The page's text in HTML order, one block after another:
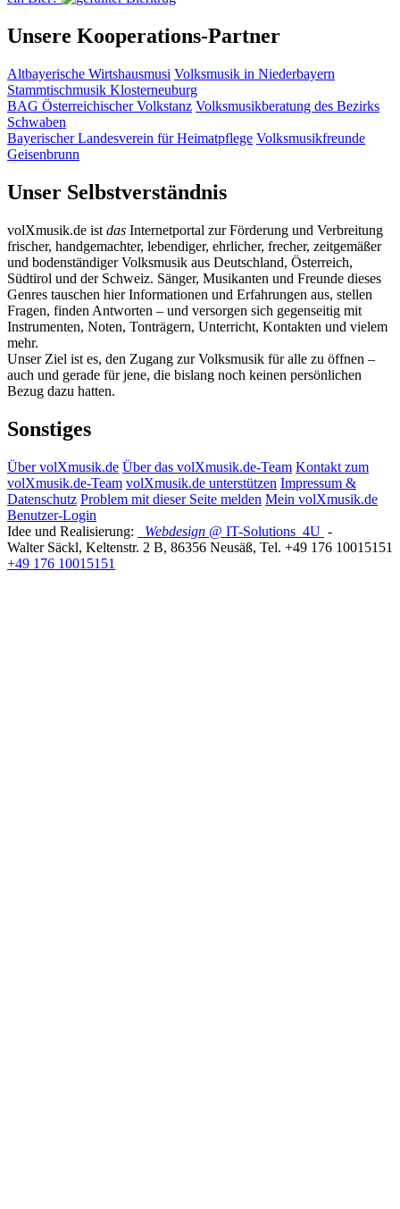
Unsere Kooperations-Partner
Altbayerische Wirtshausmusi Volksmusik in Niederbayern
Stammtischmusik Klosterneuburg
BAG Österreichischer Volkstanz Volksmusikberatung des Bezirks
Schwaben
Bayerischer Landesverein für Heimatpflege Volksmusikfreunde
Geisenbrunn
Unser Selbstverständnis
volXmusik.de ist das Internetportal zur Förderung und Verbreitung
frischer, handgemachter, lebendiger, ehrlicher, frecher, zeitgemäßer
und bodenständiger Volksmusik aus Deutschland, Österreich,
Südtirol und der Schweiz. Sänger, Musikanten und Freunde dieses
Genres tauschen hier Informationen und Erfahrungen aus, stellen
Fragen, finden Antworten – und versorgen sich gegenseitig mit
Instrumenten, Noten, Tonträgern, Unterricht, Kontakten und vielem
mehr.
Unser Ziel ist es, den Zugang zur Volksmusik für alle zu öffnen –
auch und gerade für jene, die bislang noch keinen persönlichen
Bezug dazu hatten.
Sonstiges
Über volXmusik.de Über das volXmusik.de-Team Kontakt zum
volXmusik.de-Team volXmusik.de unterstützen Impressum &
Datenschutz Problem mit dieser Seite melden Mein volXmusik.de
Benutzer-Login
Idee und Realisierung:
Webdesign @ IT-Solutions 4U -
Walter Säckl, Keltenstr. 2 B, 86356 Neusäß, Tel. +49 176 10015151
+49 176 10015151